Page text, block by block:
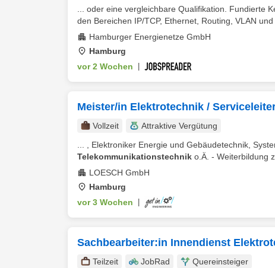
... oder eine vergleichbare Qualifikation. Fundierte
den Bereichen IP/TCP, Ethernet, Routing, VLAN und
Hamburger Energienetze GmbH
Hamburg
vor 2 Wochen
Meister/in Elektrotechnik /
Vollzeit
Attraktive Vergütung
... , Elektroniker Energie und Gebäudetechnik,
Telekommunikationstechnik o.Ä. - Weiterbildung
LOESCH GmbH
Hamburg
vor 3 Wochen
Sachbearbeiter:in Innendienst
Teilzeit JobRad
Quereinsteiger